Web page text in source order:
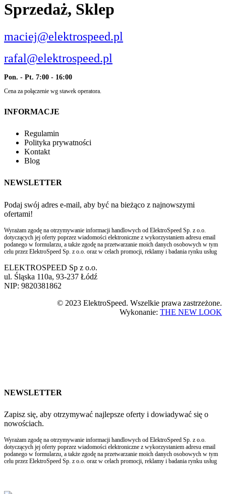
Sprzedaż, Sklep
maciej@elektrospeed.pl
rafal@elektrospeed.pl
Pon. - Pt. 7:00 - 16:00
Cena za połączenie wg stawek operatora.
INFORMACJE
Regulamin
Polityka prywatności
Kontakt
Blog
NEWSLETTER
Podaj swój adres e-mail, aby być na bieżąco z najnowszymi
ofertami!
Wyrażam zgodę na otrzymywanie informacji handlowych od ElektroSpeed Sp. z o.o.
dotyczących jej oferty poprzez wiadomości elektroniczne z wykorzystaniem adresu email
podanego w formularzu, a także zgodę na przetwarzanie moich danych osobowych w tym
celu przez ElektroSpeed Sp. z o.o. oraz w celach promocji, reklamy i badania rynku usług
ELEKTROSPEED Sp z o.o.
ul. Śląska 110a, 93-237 Łódź
NIP: 9820381862
© 2023 ElektroSpeed. Wszelkie prawa zastrzeżone.
Wykonanie: THE NEW LOOK
NEWSLETTER
Zapisz się, aby otrzymywać najlepsze oferty i dowiadywać się o
nowościach.
Wyrażam zgodę na otrzymywanie informacji handlowych od ElektroSpeed Sp. z o.o.
dotyczących jej oferty poprzez wiadomości elektroniczne z wykorzystaniem adresu email
podanego w formularzu, a także zgodę na przetwarzanie moich danych osobowych w tym
celu przez ElektroSpeed Sp. z o.o. oraz w celach promocji, reklamy i badania rynku usług